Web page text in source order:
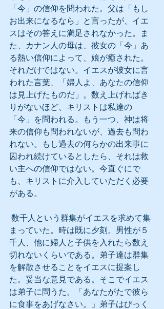
「今」の信仰を問われた。父は「もし
お出来になるなら」と言ったが、イエ
スはその答えに満足されなかった。ま
た、カナン人の母は、彼女の「今」あ
る熱い信仰によって、娘が癒された。
それだけではない。イエスが彼女に言
われた言葉、「婦人よ、あなたの信仰
は見上げたものだ」。数え上げればき
りがないほど、キリストは私達の
「今」を問われる。もう一つ、神は将
来の信仰も問われないが、過去も問わ
れない。もし過去の何らかの出来事に
囚われ続けているとしたら、それは救
い主への信仰ではない。今直ぐにで
も、キリストに介入していただく必要
がある。
まっていた。時は既に夕刻。男性が５
千人、他に婦人と子供を入れたら数え
切れないくらいである。弟子達は群集
を解散させることをイエスに提案し
た。妥当な意見である。そこでイエス
は弟子に問うた。「あなたがたで彼ら
に食事をあげなさい。」弟子はびっく